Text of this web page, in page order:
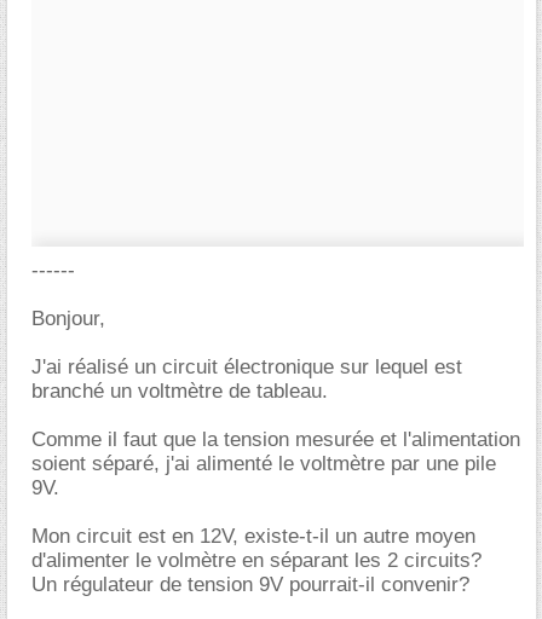
------
Bonjour,
J'ai réalisé un circuit électronique sur lequel est
branché un voltmètre de tableau.
Comme il faut que la tension mesurée et l'alimentation
soient séparé, j'ai alimenté le voltmètre par une pile
9V.
Mon circuit est en 12V, existe-t-il un autre moyen
d'alimenter le volmètre en séparant les 2 circuits?
Un régulateur de tension 9V pourrait-il convenir?